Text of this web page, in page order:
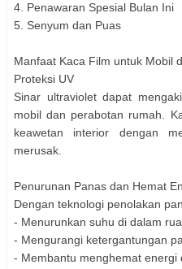
4. Penawaran Spesial Bulan Ini
5. Senyum dan Puas
Manfaat Kaca Film untuk Mobil
Proteksi UV
Sinar ultraviolet dapat
mobil dan perabotan rumah.
keawetan interior dengan
merusak.
Penurunan Panas dan Hemat
Dengan teknologi penolakan
- Menurunkan suhu di dalam
- Mengurangi ketergantungan
- Membantu menghemat energi